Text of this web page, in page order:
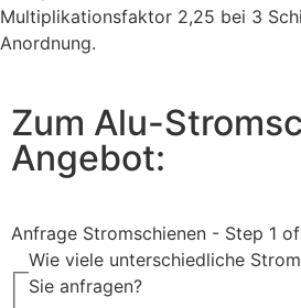
Multiplikationsfaktor 2,25 bei 3
Anordnung.
Zum Alu-
Angebot:
Anfrage Stromschienen - Step 1
Wie viele unterschiedliche
Sie anfragen?